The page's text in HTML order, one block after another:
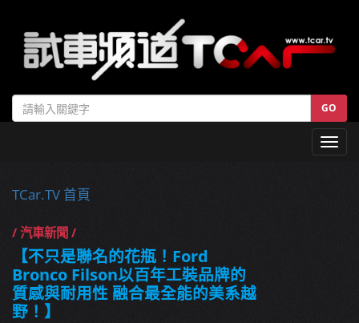
GO
TCar.TV 首頁
/ 汽車新聞 /
【不只是聯名的花瓶！Ford
Bronco Filson以百年工裝品牌的
質感與耐用性 融合最全能的美系越
野！】